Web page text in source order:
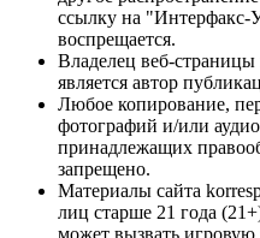
ссылку на "Интерфакс-
воспрещается.
Владелец веб-
является автор
Любое копирование,
фотографий и/или
принадлежащих
запрещено.
Материалы сайта
лиц старше 21 года
может вызвать